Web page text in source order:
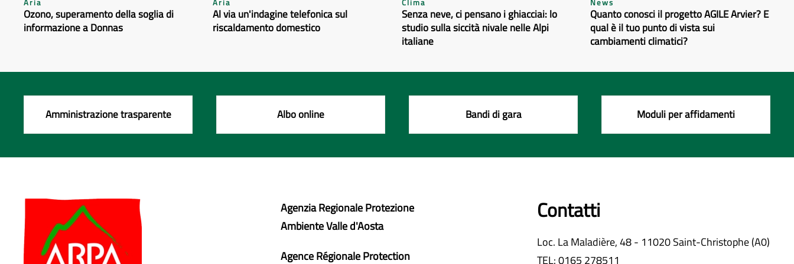
Ozono, superamento della soglia di
informazione a Donnas
Al via un'indagine telefonica sul
riscaldamento domestico
Senza neve, ci pensano i ghiacciai: lo
studio sulla siccità nivale nelle Alpi
italiane
Quanto conosci il progetto AGILE Arvier? E
qual è il tuo punto di vista sui
cambiamenti climatici?
Amministrazione trasparente Albo online Bandi di gara Moduli per affidamenti
Agenzia Regionale Protezione
Ambiente Valle d'Aosta
Agence Régionale Protection
Contatti
Loc. La Maladière, 48 - 11020 Saint-Christophe (A0)
TEL: 0165 278511